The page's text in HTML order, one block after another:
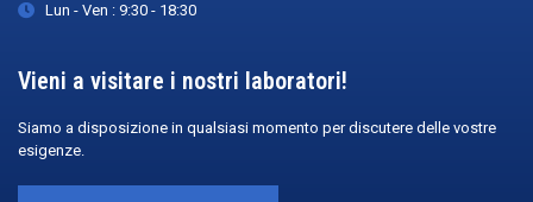
Lun - Ven : 9:30 - 18:30
Vieni a visitare i nostri laboratori!
Siamo a disposizione in qualsiasi momento per discutere delle vostre
esigenze.